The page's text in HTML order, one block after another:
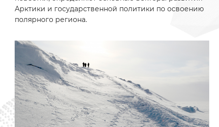
Арктики и государственной политики по освоению
полярного региона.